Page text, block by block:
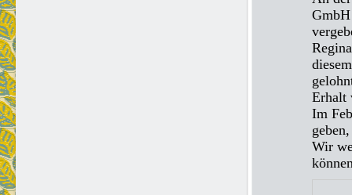
Erhalt
Im
Wir